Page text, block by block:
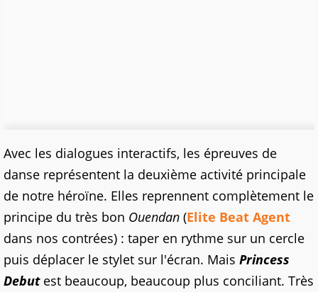
Avec les dialogues interactifs, les épreuves de
danse représentent la deuxième activité principale
de notre héroïne. Elles reprennent complètement le
principe du très bon Ouendan (Elite Beat Agent
dans nos contrées) : taper en rythme sur un cercle
puis déplacer le stylet sur l'écran. Mais Princess
Debutest beaucoup, beaucoup plus conciliant. Très